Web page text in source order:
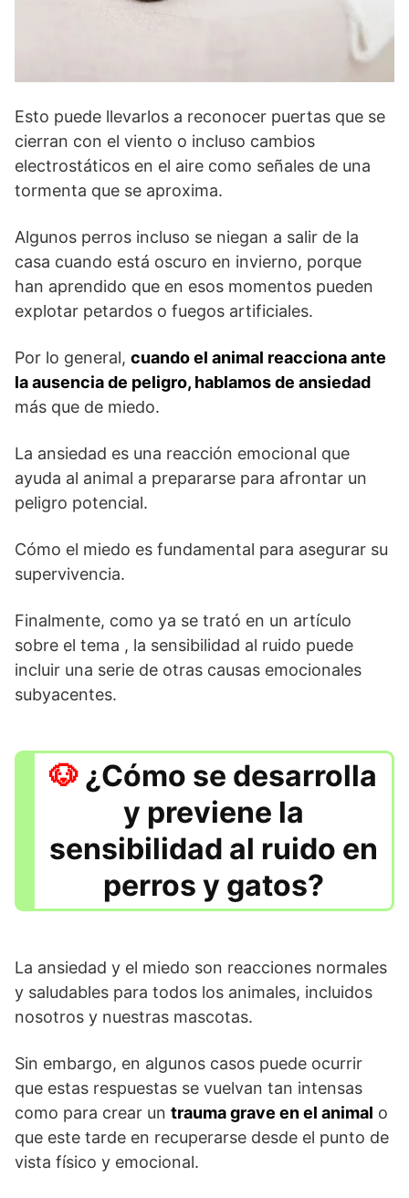
Esto puede llevarlos a reconocer puertas que se
cierran con el viento o incluso cambios
electrostáticos en el aire como señales de una
tormenta que se aproxima.
Algunos perros incluso se niegan a salir de la
casa cuando está oscuro en invierno, porque
han aprendido que en esos momentos pueden
explotar petardos o fuegos artificiales.
Por lo general, cuando el animal reacciona ante
la ausencia de peligro, hablamos de ansiedad
más que de miedo.
La ansiedad es una reacción emocional que
ayuda al animal a prepararse para afrontar un
peligro potencial.
Cómo el miedo es fundamental para asegurar su
supervivencia.
Finalmente, como ya se trató en un artículo
sobre el tema , la sensibilidad al ruido puede
incluir una serie de otras causas emocionales
subyacentes.
¿Cómo se desarrolla
y previene la
sensibilidad al ruido en
perros y gatos?
La ansiedad y el miedo son reacciones normales
y saludables para todos los animales, incluidos
nosotros y nuestras mascotas.
Sin embargo, en algunos casos puede ocurrir
que estas respuestas se vuelvan tan intensas
como para crear un trauma grave en el animal o
que este tarde en recuperarse desde el punto de
vista físico y emocional.